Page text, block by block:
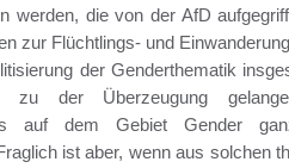
werden, die von der AfD
zur Flüchtlings- und
der Genderthematik
zu der Überzeugung
auf dem Gebiet Gender
ist aber, wenn aus solchen